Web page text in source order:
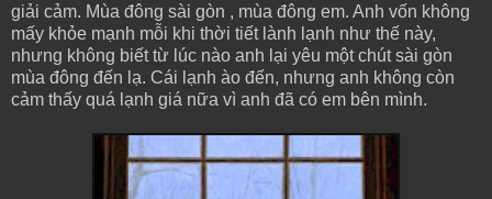
giải cảm. Mùa đông sài gòn , mùa đông em. Anh vốn không
mấy khỏe mạnh mỗi khi thời tiết lành lạnh như thế này,
nhưng không biết từ lúc nào anh lại yêu một chút sài gòn
mùa đông đến lạ. Cái lạnh ào đến, nhưng anh không còn
cảm thấy quá lạnh giá nữa vì anh đã có em bên mình.